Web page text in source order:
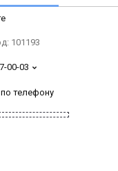
101193
00-03
телефону